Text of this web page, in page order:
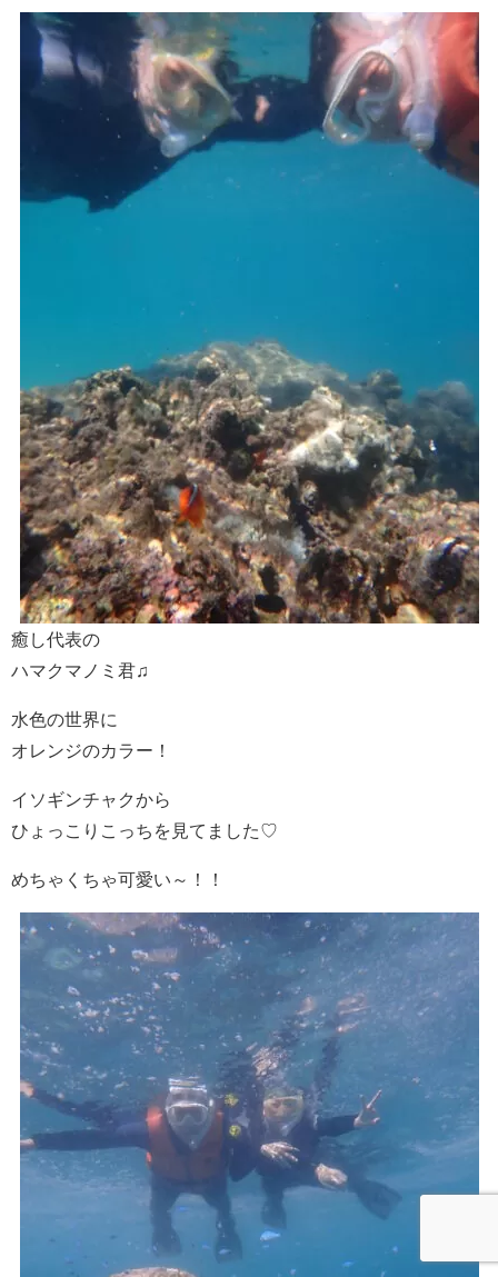
癒し代表の
ハマクマノミ君♫
水色の世界に
オレンジのカラー！
イソギンチャクから
ひょっこりこっちを見てました♡
めちゃくちゃ可愛い～！！